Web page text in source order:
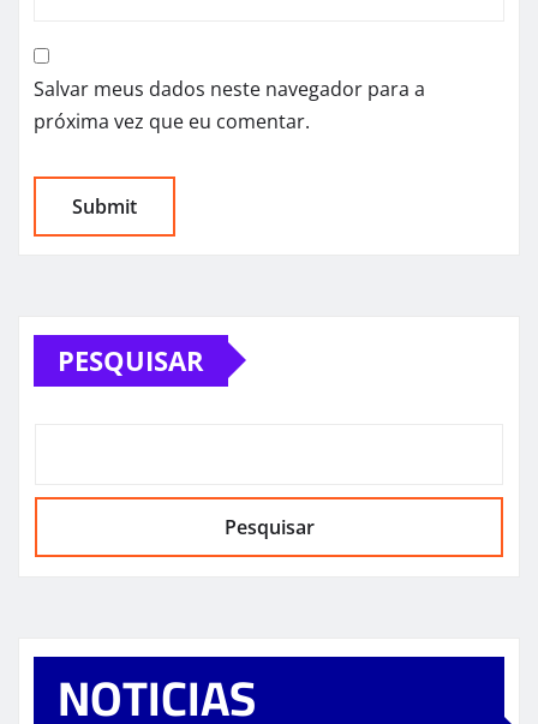
Salvar meus dados neste navegador para a
próxima vez que eu comentar.
PESQUISAR
Pesquisar
NOTICIAS